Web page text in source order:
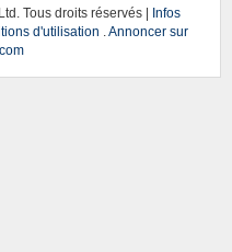
Tous droits réservés |
Infos
d'utilisation .Annoncer sur